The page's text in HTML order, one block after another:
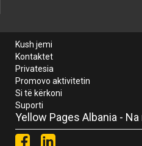
Kush jemi
Kontaktet
Privatesia
Promovo aktivitetin
Si të kërkoni
Suporti
Yellow Pages Albania - Na